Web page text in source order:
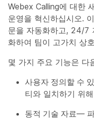
Webex Calling에 대한
운영을 혁신하십시오.
문을 자동화하고, 24/7
화하여 팀이 고가치 상
몇 가지 주요 기능은 다
사용자 정의할 수
티와 일치하기 위
동적 기술 자료— 파